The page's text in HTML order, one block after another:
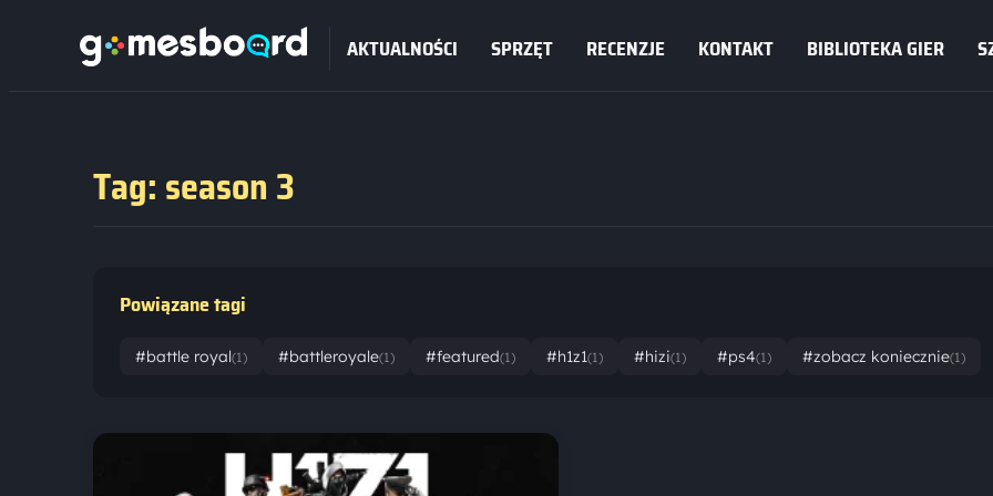
AKTUALNOŚCI SPRZĘT RECENZJE KONTAKT BIBLIOTEKA GIER
Tag: season 3
Powiązane tagi
#battle royal(1) #battleroyale(1) #featured(1) #h1z1(1) #hizi(1) #ps4(1) #zobacz koniecznie(1)